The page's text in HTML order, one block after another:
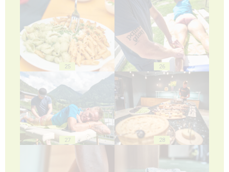
25 26
27 28